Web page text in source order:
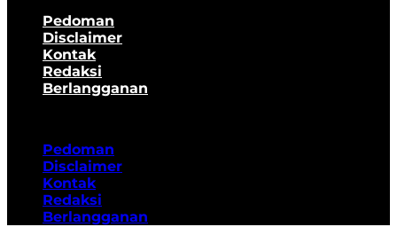
Pedoman
Disclaimer
Kontak
Redaksi
Berlangganan
Pedoman
Disclaimer
Kontak
Redaksi
Berlangganan